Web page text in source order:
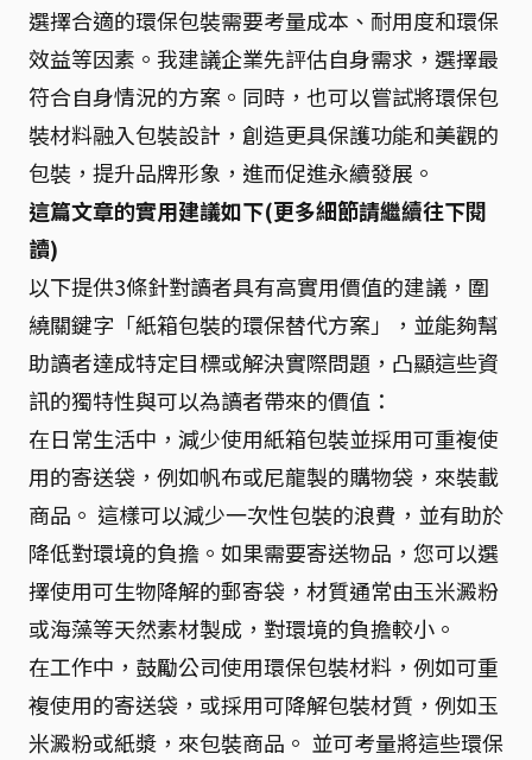
選擇合適的環保包裝需要考量成本、耐用度和環保
效益等因素。我建議企業先評估自身需求，選擇最
符合自身情況的方案。同時，也可以嘗試將環保包
裝材料融入包裝設計，創造更具保護功能和美觀的
包裝，提升品牌形象，進而促進永續發展。
這篇文章的實用建議如下(更多細節請繼續往下閱
讀)
以下提供3條針對讀者具有高實用價值的建議，圍
繞關鍵字「紙箱包裝的環保替代方案」，並能夠幫
助讀者達成特定目標或解決實際問題，凸顯這些資
訊的獨特性與可以為讀者帶來的價值：
在日常生活中，減少使用紙箱包裝並採用可重複使
用的寄送袋，例如帆布或尼龍製的購物袋，來裝載
商品。 這樣可以減少一次性包裝的浪費，並有助於
降低對環境的負擔。如果需要寄送物品，您可以選
擇使用可生物降解的郵寄袋，材質通常由玉米澱粉
或海藻等天然素材製成，對環境的負擔較小。
在工作中，鼓勵公司使用環保包裝材料，例如可重
複使用的寄送袋，或採用可降解包裝材質，例如玉
米澱粉或紙漿，來包裝商品。 並可考量將這些環保